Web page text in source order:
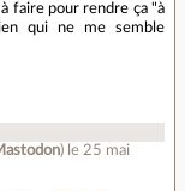
faire pour rendre ça "à
qui ne me semble
) le 25 mai